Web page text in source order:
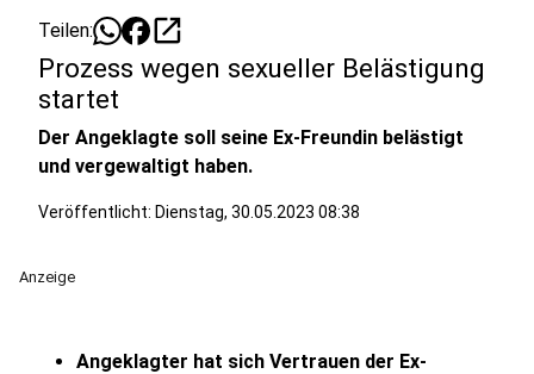
Teilen: open_in_new
Prozess wegen sexueller Belästigung
startet
Der Angeklagte soll seine Ex-Freundin belästigt
und vergewaltigt haben.
Veröffentlicht: Dienstag, 30.05.2023 08:38
Anzeige
Angeklagter hat sich Vertrauen der Ex-